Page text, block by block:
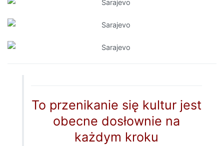
To przenikanie się kultur jest
obecne dosłownie na
każdym kroku